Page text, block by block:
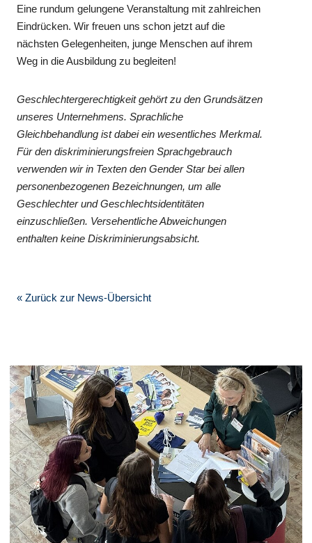
Eine rundum gelungene Veranstaltung mit zahlreichen
Eindrücken. Wir freuen uns schon jetzt auf die
nächsten Gelegenheiten, junge Menschen auf ihrem
Weg in die Ausbildung zu begleiten!
Geschlechtergerechtigkeit gehört zu den Grundsätzen
unseres Unternehmens. Sprachliche
Gleichbehandlung ist dabei ein wesentliches Merkmal.
Für den diskriminierungsfreien Sprachgebrauch
verwenden wir in Texten den Gender Star bei allen
personenbezogenen Bezeichnungen, um alle
Geschlechter und Geschlechtsidentitäten
einzuschließen. Versehentliche Abweichungen
enthalten keine Diskriminierungsabsicht.
« Zurück zur News-Übersicht